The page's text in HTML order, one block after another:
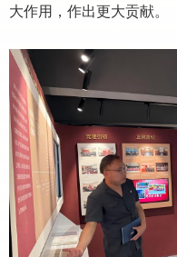
大作用，作出更大贡献。